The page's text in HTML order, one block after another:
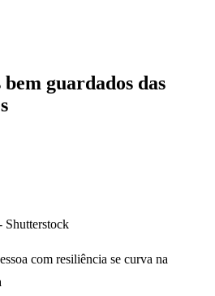
bem guardados das
Shutterstock
com resiliência se curva na